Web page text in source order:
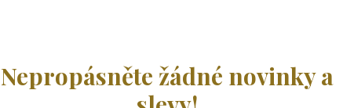
Nepropásněte žádné novinky a